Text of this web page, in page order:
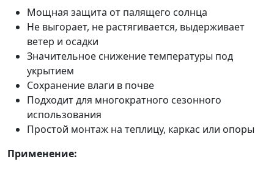
Мощная защита от палящего солнца
Не выгорает, не растягивается, выдерживает
ветер и осадки
Значительное снижение температуры под
укрытием
Сохранение влаги в почве
Подходит для многократного сезонного
использования
Простой монтаж на теплицу, каркас или опоры
Применение: